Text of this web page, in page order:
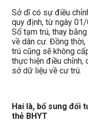
Sở dĩ có sự điều
quy định, từ ngày
Sổ tạm trú, thay
về dân cư. Đồng
trú cũng sẽ không
thực hiện điều chỉnh,
sở dữ liệu về cư trú.
Hai là, bổ sung đối
thẻ BHYT